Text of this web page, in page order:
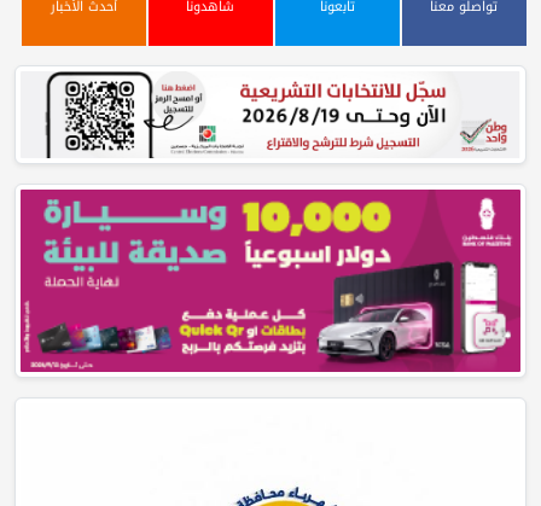
تواصلو معنا تابعونا شاهدونا أحدث الأخبار